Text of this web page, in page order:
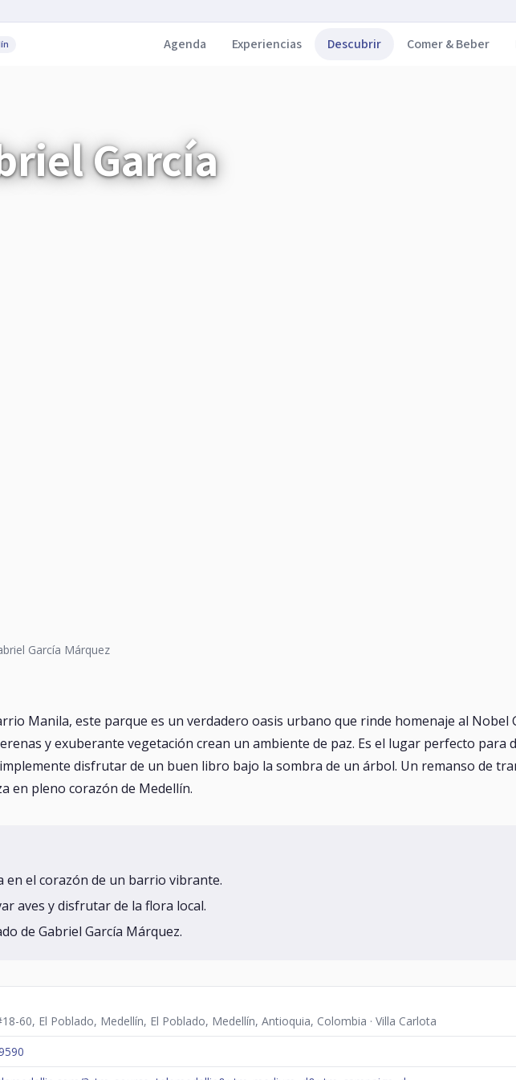
Agenda Experiencias Descubrir Comer & Beber
García
García Márquez
Manila, este parque es un verdadero oasis urbano que rinde homenaje al Nobel
y exuberante vegetación crean un ambiente de paz. Es el lugar perfecto para
disfrutar de un buen libro bajo la sombra de un árbol. Un remanso de
en pleno corazón de Medellín.
en el corazón de un barrio vibrante.
aves y disfrutar de la flora local.
de Gabriel García Márquez.
60, El Poblado, Medellín, El Poblado, Medellín, Antioquia, Colombia · Villa Carlota